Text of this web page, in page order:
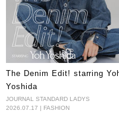
The Denim Edit! starring Yoh
Yoshida
JOURNAL STANDARD LADYS
2026.07.17 | FASHION